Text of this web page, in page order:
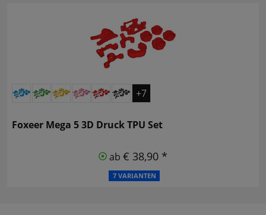
+7
Foxeer Mega 5 3D Druck TPU Set
ab € 38,90 *
7 VARIANTEN